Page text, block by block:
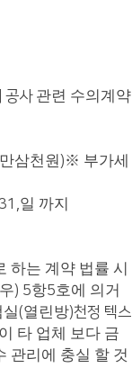
공사관련 수의계약
삼천원 )※ 부가세
일 까지
하는 계약 법률 시
) 5항5호에 의거
(열린방)천정 텍스
타 업체 보다 금
관리에 충실 할 것